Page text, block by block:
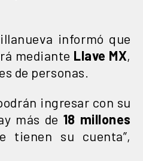
informó que
mediante Llave MX,
de personas.
ingresar con su
más de 18 millones
tienen su cuenta”,